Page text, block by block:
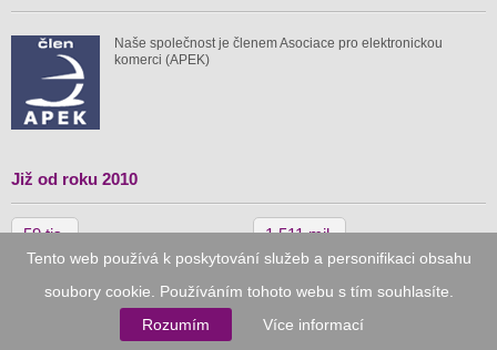
Tento web používá k poskytování služeb a personifikaci obsahu
soubory cookie. Používáním tohoto webu s tím souhlasíte.
Rozumím
Více informací
Naše společnost je členem Asociace pro elektronickou
komerci (APEK)
Již od roku 2010
59 tis.
spuštěných nabídek
1 511 mil.
ušetřeno nákupy
© 2010–2026Vykupto.cz